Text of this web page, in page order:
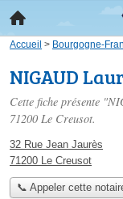
Accueil > Bourgogne-
NIGAUD
Cette fiche présente
71200 Le Creusot.
32 Rue Jean Jaurès
71200 Le Creusot
📞 Appeler cette